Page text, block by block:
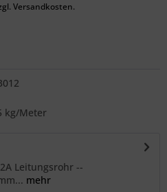
Versandkosten.
kg/Meter
Leitungsrohr --
mehr